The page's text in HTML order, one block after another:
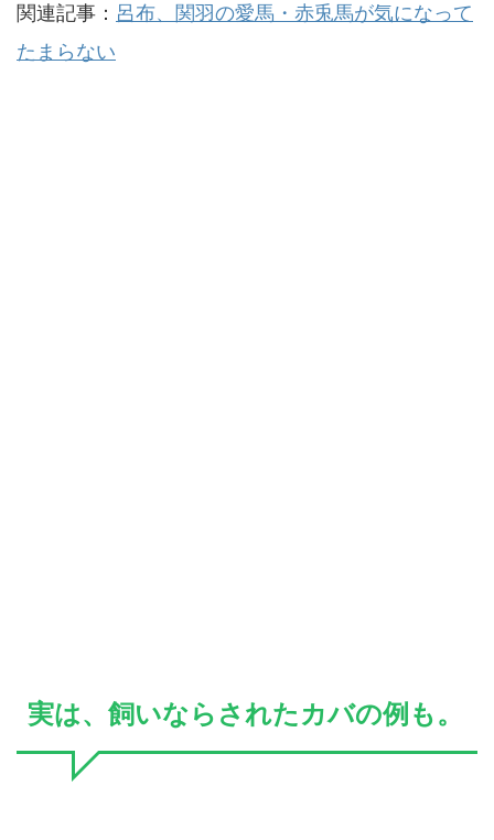
関連記事： 呂布、関羽の愛馬・赤兎馬が気になって
たまらない
実は、飼いならされたカバの例も。